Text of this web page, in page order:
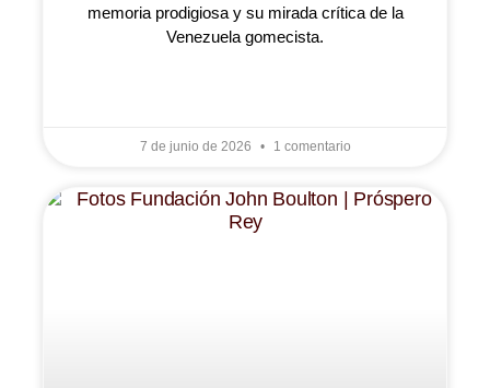
memoria prodigiosa y su mirada crítica de la
Venezuela gomecista.
7 de junio de 2026 1 comentario